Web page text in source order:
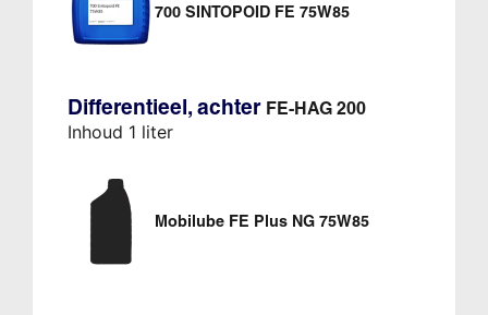
700 SINTOPOID FE 75W85
Differentieel, achter FE-HAG 200
Inhoud 1 liter
Mobilube FE Plus NG 75W85